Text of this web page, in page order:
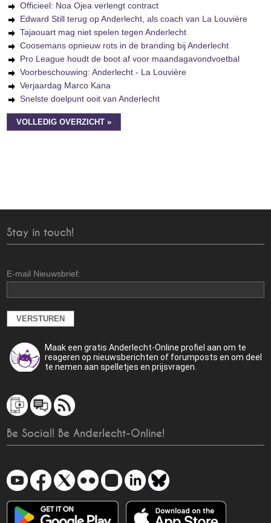
Officieel: Noa Ojea verlengt contract
Edward Still terug op Anderlecht, als coach van La Louvière
Tajaouart mag niet spelen tegen Anderlecht
Coosemans opnieuw rots in de branding bij Anderlecht
Pro League houdt de boot af voor maandagavondvoetbal
Voorbeschouwing: Anderlecht - La Louvière
Verjaardag Marco Kana
Snelste doelpunt ooit van Anderlecht
VOLLEDIG OVERZICHT »
Stay in touch!
E-mail Nieuwsbrief:
Maak een gratis Anderlecht-Online profiel aan om te
reageren op nieuwsberichten of forumposts en om deel
te nemen aan spelletjes en prijsvragen.
Be Social! Be Anderlecht-Online!